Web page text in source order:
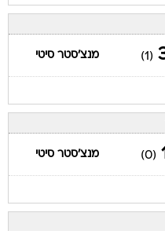
(1) מנצ'סטר סיטי
(0) מנצ'סטר סיטי